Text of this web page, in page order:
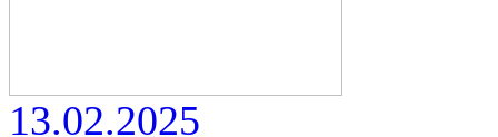
13.02.2025